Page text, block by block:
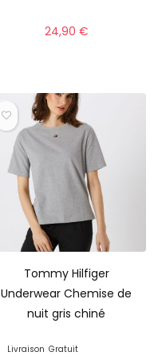
24,90 €
Tommy Hilfiger
Underwear Chemise de
nuit gris chiné
Livraison Gratuit